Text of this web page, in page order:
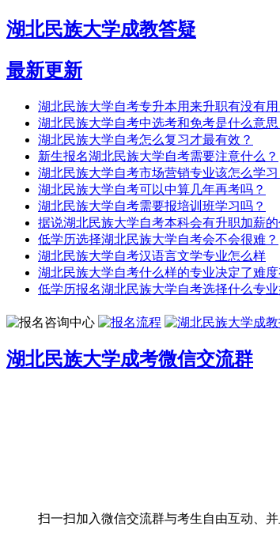
湖北民族大学成教答疑
最新更新
湖北民族大学自考专升本用来升职有没有用
湖北民族大学自考中选考和免考是什么意思
湖北民族大学自考怎么复习才最有效？
新生报名湖北民族大学自考需要注意什么？
湖北民族大学自考市场营销专业该怎么学习
湖北民族大学自考可以中算几年再考吗？
湖北民族大学自考需要报培训班学习吗？
据说湖北民族大学自考本科会有升职加薪
低学历选择湖北民族大学自考会不会很难？
湖北民族大学自考汉语言文学专业怎么样
湖北民族大学自考什么样的专业决定了难
低学历报名湖北民族大学自考选择什么专业
湖北民族大学成考微信交流群
扫一扫加入微信交流群与考生自由互动、